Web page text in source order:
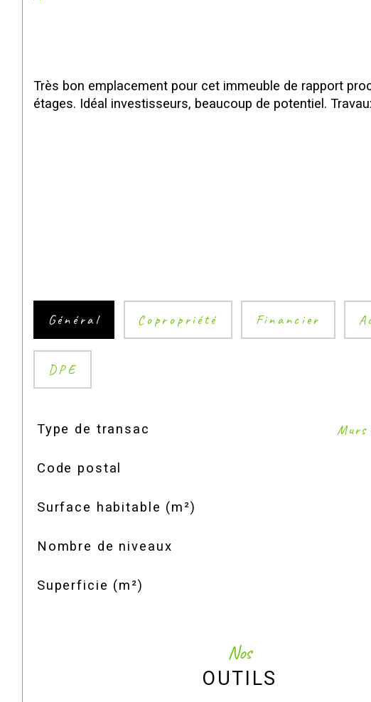
Très bon emplacement pour cet immeuble de rapport
étages. Idéal investisseurs, beaucoup de potentiel.
Général Copropriété Financier
DPE
TRAD_SIROCCO_Caracteristique
Type de transac Murs
Code postal
Surface habitable (m²)
Nombre de niveaux
Superficie (m²)
Nos
OUTILS